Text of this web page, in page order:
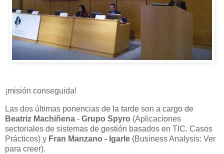
¡misión conseguida!
Las dos últimas ponencias de la tarde son a cargo de
Beatriz Machiñena - Grupo Spyro (Aplicaciones
sectoriales de sistemas de gestión basados en TIC. Casos
Prácticos) y Fran Manzano - Igarle (Business Analysis: Ver
para creer).